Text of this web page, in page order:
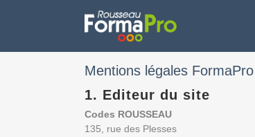
Mentions légales
1. Editeur du site
Codes ROUSSEAU
135, rue des Plesses